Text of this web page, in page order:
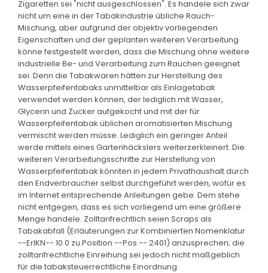
Zigaretten sei "nicht ausgeschlossen". Es handele sich zwar
nicht um eine in der Tabakindustrie übliche Rauch-
Mischung, aber aufgrund der objektiv vorliegenden
Eigenschaften und der geplanten weiteren Verarbeitung
könne festgestellt werden, dass die Mischung ohne weitere
industrielle Be- und Verarbeitung zum Rauchen geeignet
sei. Denn die Tabakwaren hätten zur Herstellung des
Wasserpfeifentabaks unmittelbar als Einlagetabak
verwendet werden können, der lediglich mit Wasser,
Glycerin und Zucker aufgekocht und mit der für
Wasserpfeifentabak üblichen aromatisierten Mischung
vermischt werden müsse. Lediglich ein geringer Anteil
werde mittels eines Gartenhäckslers weiterzerkleinert. Die
weiteren Verarbeitungsschritte zur Herstellung von
Wasserpfeifentabak könnten in jedem Privathaushalt durch
den Endverbraucher selbst durchgeführt werden, wofür es
im Internet entsprechende Anleitungen gebe. Dem stehe
nicht entgegen, dass es sich vorliegend um eine größere
Menge handele. Zolltarifrechtlich seien Scraps als
Tabakabfall (Erläuterungen zur Kombinierten Nomenklatur
--ErlKN-- 10.0 zu Position --Pos.-- 2401) anzusprechen; die
zolltarifrechtliche Einreihung sei jedoch nicht maßgeblich
für die tabaksteuerrechtliche Einordnung.